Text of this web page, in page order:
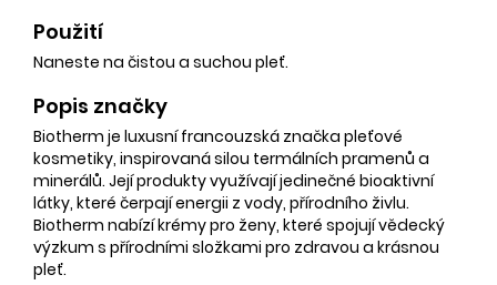
Použití
Naneste na čistou a suchou pleť.
Popis značky
Biotherm je luxusní francouzská značka pleťové
kosmetiky, inspirovaná silou termálních pramenů a
minerálů. Její produkty využívají jedinečné bioaktivní
látky, které čerpají energii z vody, přírodního živlu.
Biotherm nabízí krémy pro ženy, které spojují vědecký
výzkum s přírodními složkami pro zdravou a krásnou
pleť.